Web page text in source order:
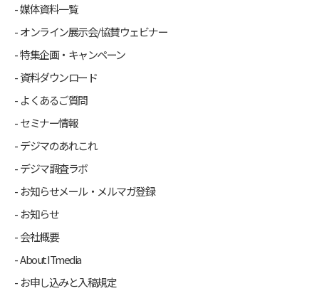
媒体資料一覧
オンライン展示会/協賛ウェビナー
特集企画・キャンペーン
資料ダウンロード
よくあるご質問
セミナー情報
デジマのあれこれ
デジマ調査ラボ
お知らせメール・メルマガ登録
お知らせ
会社概要
About ITmedia
お申し込みと入稿規定